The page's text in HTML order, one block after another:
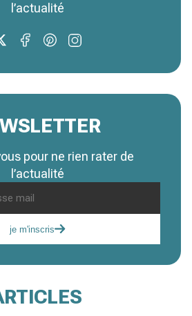
l’actualité
pour ne rien rater de
l’actualité
je m'inscris